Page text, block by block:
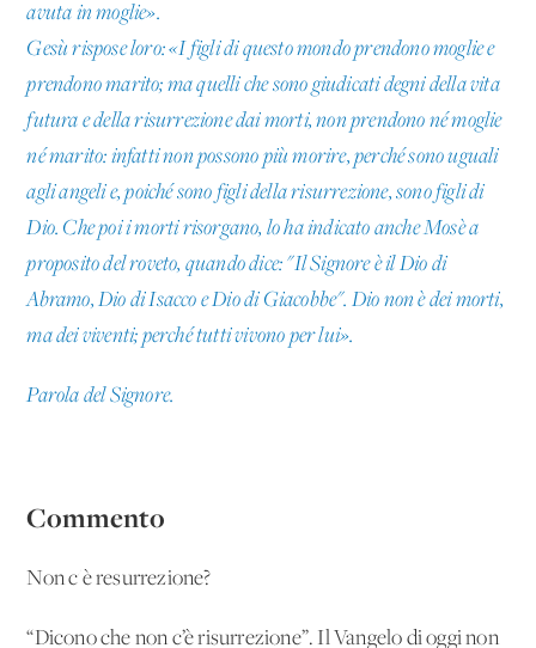
avuta in moglie».
Gesù rispose loro: «I figli di questo mondo prendono moglie e
prendono marito; ma quelli che sono giudicati degni della vita
futura e della risurrezione dai morti, non prendono né moglie
né marito: infatti non possono più morire, perché sono uguali
agli angeli e, poiché sono figli della risurrezione, sono figli di
Dio. Che poi i morti risorgano, lo ha indicato anche Mosè a
proposito del roveto, quando dice: "Il Signore è il Dio di
Abramo, Dio di Isacco e Dio di Giacobbe". Dio non è dei morti,
ma dei viventi; perché tutti vivono per lui».
Parola del Signore.
Commento
Non c'è resurrezione?
“Dicono che non c’è risurrezione”. Il Vangelo di oggi non